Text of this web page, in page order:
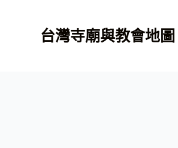
台灣寺廟與教會地圖